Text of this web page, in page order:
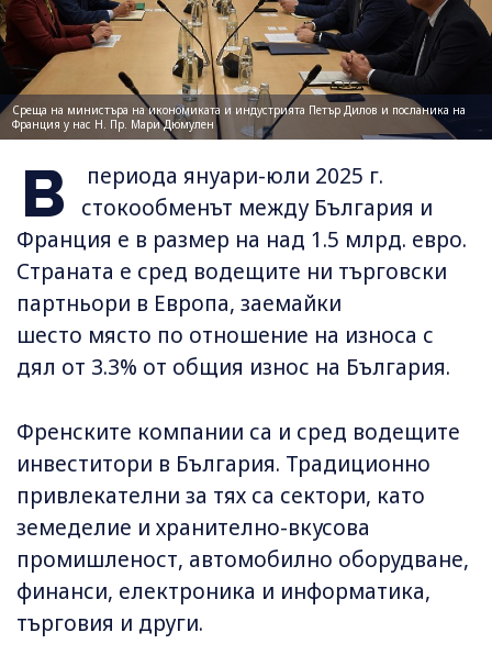
Среща на министъра на икономиката и индустрията Петър Дилов и посланика на
Франция у нас Н. Пр. Мари Дюмулен
В
периода януари-юли 2025 г.
стокообменът между България и
Франция е в размер на над 1.5 млрд. евро.
Страната е сред водещите ни търговски
партньори в Европа, заемайки
шесто място по отношение на износа с
дял от 3.3% от общия износ на България.
Френските компании са и сред водещите
инвеститори в България. Традиционно
привлекателни за тях са сектори, като
земеделие и хранително-вкусова
промишленост, автомобилно оборудване,
финанси, електроника и информатика,
търговия и други.